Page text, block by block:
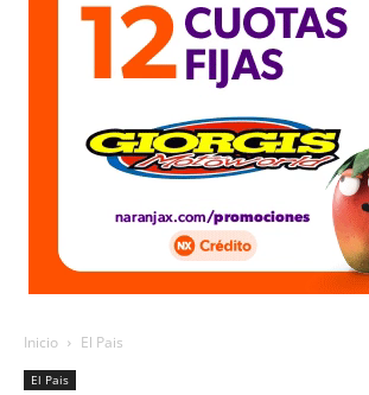
Inicio El Pais
El Pais